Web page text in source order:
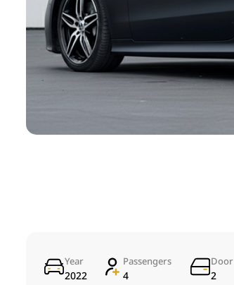
Year
2022
Passengers
4
Door
2